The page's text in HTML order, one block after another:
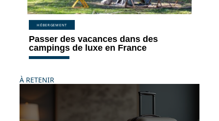
HÉBERGEMENT
Passer des vacances dans des
campings de luxe en France
À RETENIR